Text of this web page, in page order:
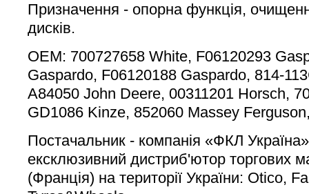
Призначення - опорна функція,
дисків.
OEM: 700727658 White, F06120293
Gaspardo, F06120188 Gaspardo, 814-
A84050 John Deere, 00311201 Horsch,
GD1086 Kinze, 852060 Massey
Постачальник - компанія «ФКЛ
ексклюзивний дистриб'ютор торгових
(Франція) на території України: Otico,